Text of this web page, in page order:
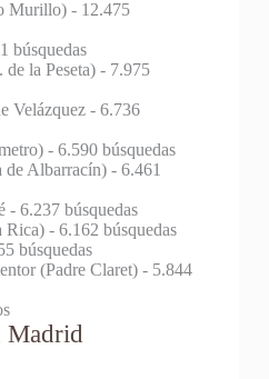
Murillo)- 12.475
búsquedas
la Peseta)- 7.975
Velázquez- 6.736
- 6.590 búsquedas
de Albarracín)- 6.461
- 6.237 búsquedas
Rica)- 6.162 búsquedas
búsquedas
(Padre Claret)- 5.844
Madrid